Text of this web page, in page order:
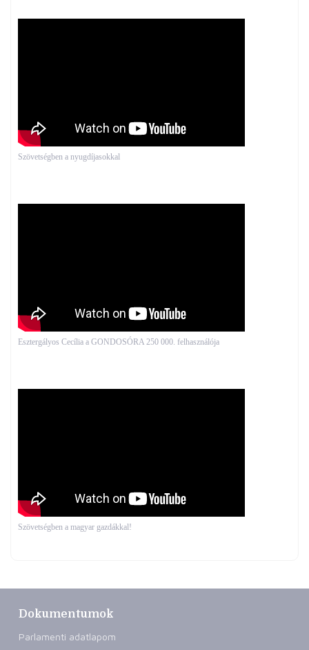
Szövetségben a nyugdíjasokkal
Esztergályos Cecília a GONDOSÓRA 250 000. felhasználója
Szövetségben a magyar gazdákkal!
Dokumentumok
Parlamenti adatlapom